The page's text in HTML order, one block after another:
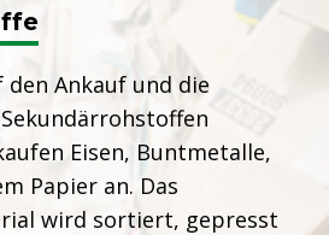
Ankauf und die
Eisen, Buntmetalle,
Papier an. Das
wird sortiert, gepresst